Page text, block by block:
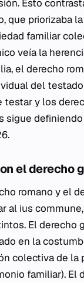
Esto
que priorizaba
familiar
veía la
el derecho
del
testar y los
sigue
el derecho
romano y el
al ius commune
El derecho
en la
colectiva de la
familiar). El